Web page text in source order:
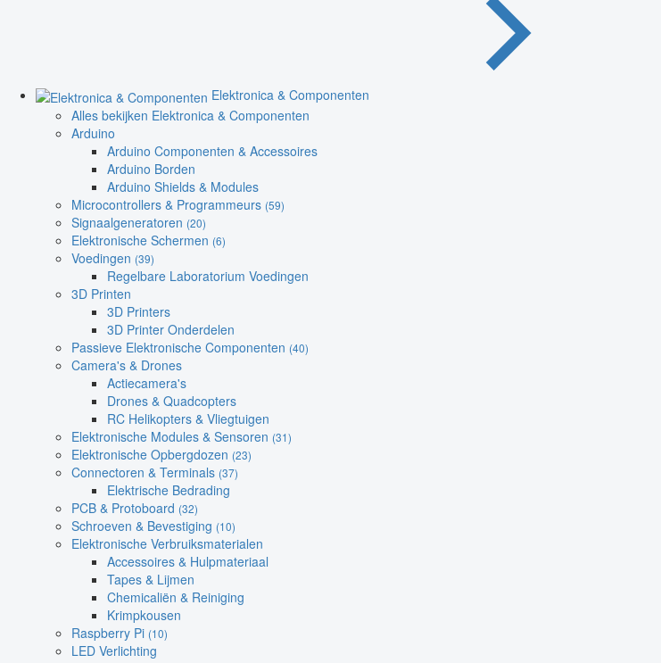
Elektronica & Componenten
Alles bekijken Elektronica & Componenten
Arduino
Arduino Componenten & Accessoires
Arduino Borden
Arduino Shields & Modules
Microcontrollers & Programmeurs (59)
Signaalgeneratoren (20)
Elektronische Schermen (6)
Voedingen (39)
Regelbare Laboratorium Voedingen
3D Printen
3D Printers
3D Printer Onderdelen
Passieve Elektronische Componenten (40)
Camera's & Drones
Actiecamera's
Drones & Quadcopters
RC Helikopters & Vliegtuigen
Elektronische Modules & Sensoren (31)
Elektronische Opbergdozen (23)
Connectoren & Terminals (37)
Elektrische Bedrading
PCB & Protoboard (32)
Schroeven & Bevestiging (10)
Elektronische Verbruiksmaterialen
Accessoires & Hulpmateriaal
Tapes & Lijmen
Chemicaliën & Reiniging
Krimpkousen
Raspberry Pi (10)
LED Verlichting